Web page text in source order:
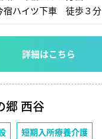
宿ハイツ下車 徒歩３分
詳細はこちら
郷 西谷
短期入所療養介護